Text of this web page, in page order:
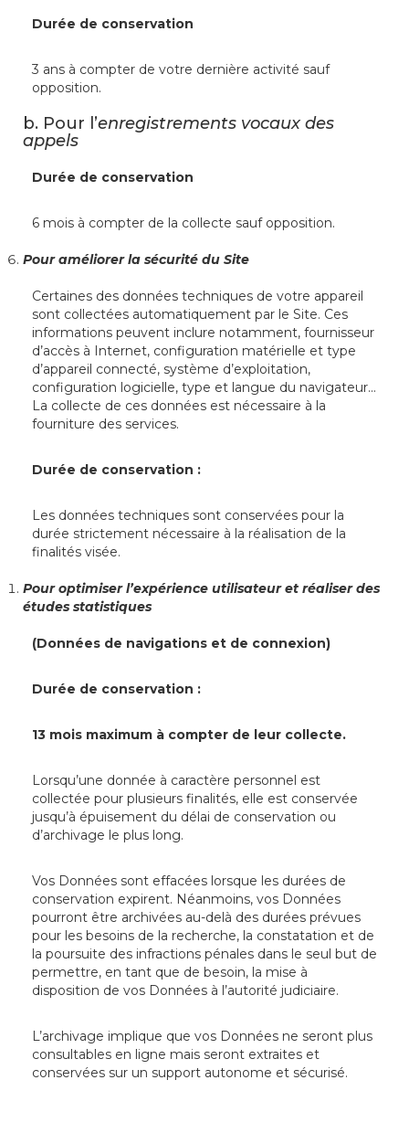
Durée de conservation
3 ans à compter de votre dernière activité sauf
opposition.
b. Pour l’enregistrements vocaux des
appels
Durée de conservation
6 mois à compter de la collecte sauf opposition.
Pour améliorer la sécurité du Site
Certaines des données techniques de votre appareil
sont collectées automatiquement par le Site. Ces
informations peuvent inclure notamment, fournisseur
d’accès à Internet, configuration matérielle et type
d’appareil connecté, système d’exploitation,
configuration logicielle, type et langue du navigateur…
La collecte de ces données est nécessaire à la
fourniture des services.
Durée de conservation :
Les données techniques sont conservées pour la
durée strictement nécessaire à la réalisation de la
finalités visée.
Pour optimiser l’expérience utilisateur et réaliser des
études statistiques
(Données de navigations et de connexion)
Durée de conservation :
13 mois maximum à compter de leur collecte.
Lorsqu’une donnée à caractère personnel est
collectée pour plusieurs finalités, elle est conservée
jusqu’à épuisement du délai de conservation ou
d’archivage le plus long.
Vos Données sont effacées lorsque les durées de
conservation expirent. Néanmoins, vos Données
pourront être archivées au-delà des durées prévues
pour les besoins de la recherche, la constatation et de
la poursuite des infractions pénales dans le seul but de
permettre, en tant que de besoin, la mise à
disposition de vos Données à l’autorité judiciaire.
L’archivage implique que vos Données ne seront plus
consultables en ligne mais seront extraites et
conservées sur un support autonome et sécurisé.